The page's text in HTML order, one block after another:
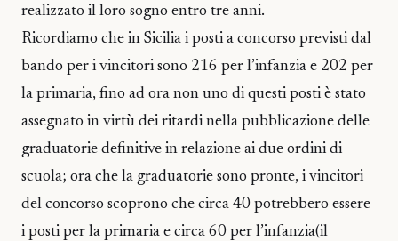
realizzato il loro sogno entro tre anni.
Ricordiamo che in Sicilia i posti a concorso previsti dal
bando per i vincitori sono 216 per l’infanzia e 202 per
la primaria, fino ad ora non uno di questi posti è stato
assegnato in virtù dei ritardi nella pubblicazione delle
graduatorie definitive in relazione ai due ordini di
scuola; ora che la graduatorie sono pronte, i vincitori
del concorso scoprono che circa 40 potrebbero essere
i posti per la primaria e circa 60 per l’infanzia(il